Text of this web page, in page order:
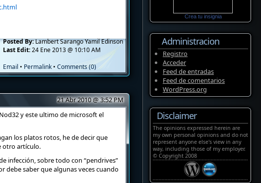
Posted By:Lambert Sarango Yamil Edinson
Last Edit:24 Ene 2013 @ 10:10 AM
Email • Permalink •Comments (0)
21 Abr 2010 @ 3:52 PM
y este ultimo de microsoft el
los platos rotos, he de decir que
otro artículo.
infección, sobre todo con “pendrives”
debe saber que algunas veces cuando
Crea tu insignia
Administracion
Registro
Acceder
Feed de entradas
Feed de comentarios
WordPress.org
Disclaimer
The opinions expressed herein are
my own personal opinions and do not
represent anyone else's view in any
way, including those of my employer.
© Copyright 2008